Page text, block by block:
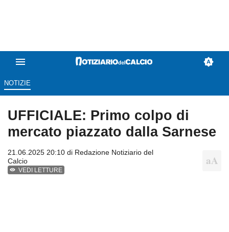
NOTIZIE
UFFICIALE: Primo colpo di
mercato piazzato dalla Sarnese
21.06.2025 20:10 di Redazione Notiziario del
Calcio
VEDI LETTURE